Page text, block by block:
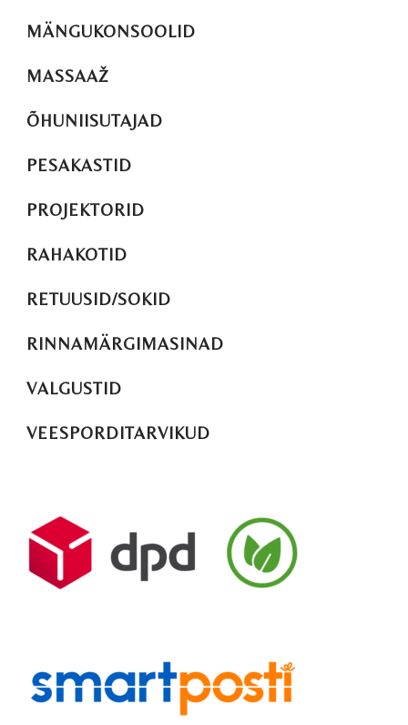
MÄNGUKONSOOLID
MASSAAŽ
ÕHUNIISUTAJAD
PESAKASTID
PROJEKTORID
RAHAKOTID
RETUUSID/SOKID
RINNAMÄRGIMASINAD
VALGUSTID
VEESPORDITARVIKUD